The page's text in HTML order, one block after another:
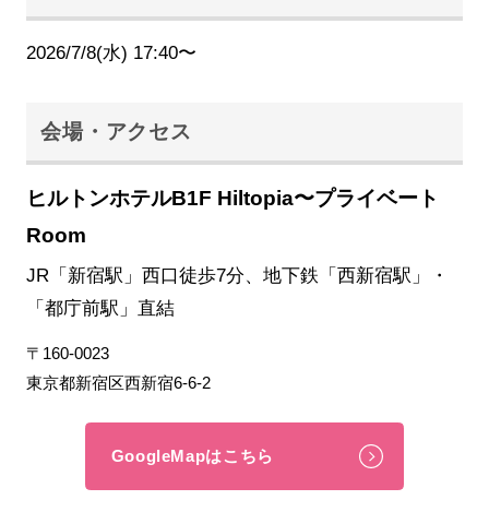
2026/7/8(水) 17:40〜
会場・アクセス
ヒルトンホテルB1F Hiltopia〜プライベート
Room
JR「新宿駅」西口徒歩7分、地下鉄「西新宿駅」・
「都庁前駅」直結
〒160-0023
東京都新宿区西新宿6-6-2
GoogleMapはこちら